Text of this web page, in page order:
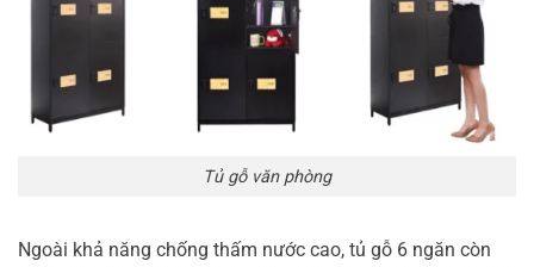
Tủ gỗ văn phòng
Ngoài khả năng chống thấm nước cao, tủ gỗ 6 ngăn còn